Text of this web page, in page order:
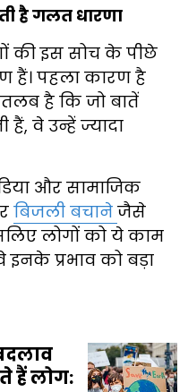
है गलत धारणा
की इस सोच के पीछे
हैं। पहला कारण है
है कि जो बातें
हैं, वे उन्हें ज्यादा
और सामाजिक
बिजली बचाने जैसे
लोगों को ये काम
प्रभाव को बड़ा
हैं लोग: